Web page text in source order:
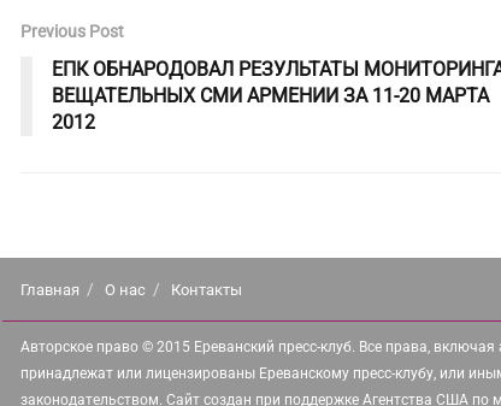
Previous Post
ЕПК ОБНАРОДОВАЛ РЕЗУЛЬТАТЫ
ВЕЩАТЕЛЬНЫХ СМИ АРМЕНИИ ЗА 11-20 МАРТА
2012
Главная О нас Контакты
Авторское право © 2015 Ереванский пресс-клуб. Все права,
принадлежат или лицензированы Ереванскому пресс-клубу, или
законодательством. Сайт создан при поддержке Агентства США по